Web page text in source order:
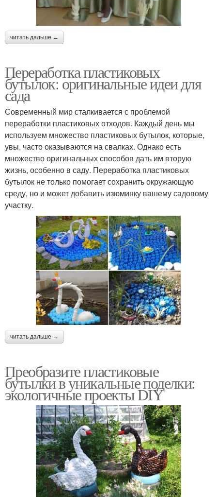
читать дальше →
Переработка пластиковых
бутылок: оригинальные идеи для
сада
Современный мир сталкивается с проблемой
переработки пластиковых отходов. Каждый день мы
используем множество пластиковых бутылок, которые,
увы, часто оказываются на свалках. Однако есть
множество оригинальных способов дать им вторую
жизнь, особенно в саду. Переработка пластиковых
бутылок не только помогает сохранить окружающую
среду, но и может добавить изюминку вашему садовому
участку.
читать дальше →
Преобразите пластиковые
бутылки в уникальные поделки:
экологичные проекты DIY